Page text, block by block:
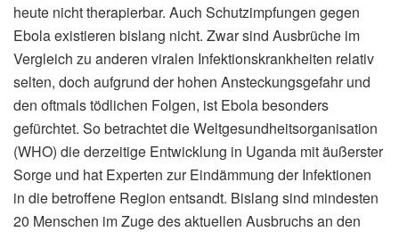
heute nicht therapierbar. Auch Schutzimpfungen gegen
Ebola existieren bislang nicht. Zwar sind Ausbrüche im
Vergleich zu anderen viralen Infektionskrankheiten relativ
selten, doch aufgrund der hohen Ansteckungsgefahr und
den oftmals tödlichen Folgen, ist Ebola besonders
gefürchtet. So betrachtet die Weltgesundheitsorganisation
(WHO) die derzeitige Entwicklung in Uganda mit äußerster
Sorge und hat Experten zur Eindämmung der Infektionen
in die betroffene Region entsandt. Bislang sind mindesten
20 Menschen im Zuge des aktuellen Ausbruchs an den